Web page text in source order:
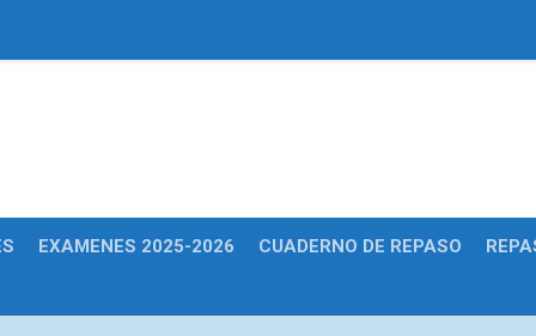
EXAMENES 2025-2026 CUADERNO DE REPASO